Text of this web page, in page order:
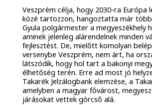
Veszprém célja, hogy 2030-ra Európa
közé tartozzon, hangoztatta már
Gyula polgármester a megyeszékhely
aminek jelenleg alárendelnek minden
fejlesztést. De, mielőtt komolyan
versenybe Veszprém, nem árt, ha
látszódik, hogy hol tart a bakonyi
élhetőség terén. Erre ad most jó
Takarék Jelzálogbank elemzése, a
amelyben a magyar fővárost,
járásokat vettek górcső alá.